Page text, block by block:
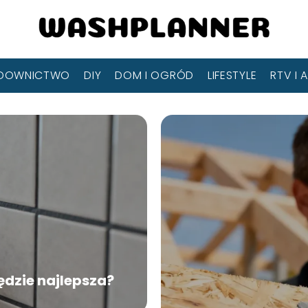
DIY DOM I OGRÓD LIFESTYLE RTV I
najlepsza?